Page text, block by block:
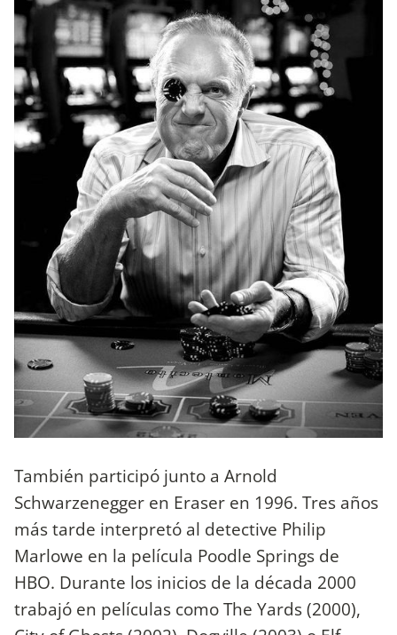
También participó junto a Arnold
Schwarzenegger en Eraser en 1996. Tres años
más tarde interpretó al detective Philip
Marlowe en la película Poodle Springs de
HBO. Durante los inicios de la década 2000
trabajó en películas como The Yards (2000),